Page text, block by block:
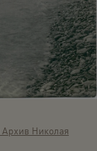
Архив Николая